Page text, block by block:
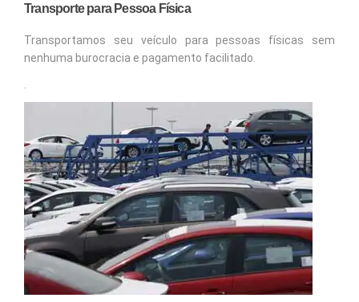
Transporte para Pessoa Física
Transportamos seu veículo para pessoas físicas sem
nenhuma burocracia e pagamento facilitado.